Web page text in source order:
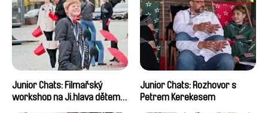
Junior Chats: Filmařský
workshop na Ji.hlava dětem
Junior Chats: Rozhovor s
Petrem Kerekesem